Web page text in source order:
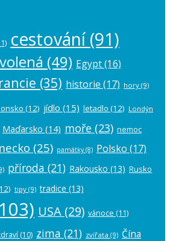
cestování(91)
(49) Egypt(16)
(35) historie (17) hory (9)
(12) jídlo (15) letadlo (12) Londýn
Maďarsko (14) moře (23) nemoc
(25) památky(8) Polsko (17)
příroda (21) Rakousko (13) Rusko
tipy (9) tradice (13)
USA (29) vánoce (11)
(10) zima (21) zvířata (9) Čína